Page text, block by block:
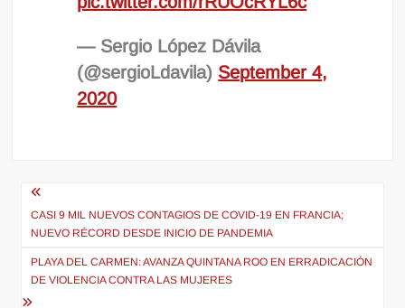
— Sergio López Dávila
(@sergioLdavila) September 4,
2020
Navegación
de
entradas
CASI 9 MIL NUEVOS CONTAGIOS DE COVID-19 EN FRANCIA;
NUEVO RÉCORD DESDE INICIO DE PANDEMIA
PLAYA DEL CARMEN: AVANZA QUINTANA ROO EN ERRADICACIÓN
DE VIOLENCIA CONTRA LAS MUJERES